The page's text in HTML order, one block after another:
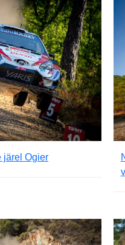
järel Ogier